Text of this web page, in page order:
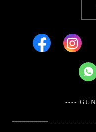
----